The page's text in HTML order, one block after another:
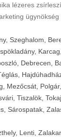
lézeres
ügynökség
Szeghalom,
Debrecen,
Mezőcsát,
Tiszalök,
Sárospatak,
Lenti,